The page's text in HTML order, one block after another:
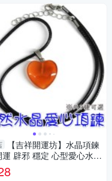
【吉祥開運坊】水晶項鍊
運 辟邪 穩定 心型愛心水晶
有九款可供選擇 】淨化 擇